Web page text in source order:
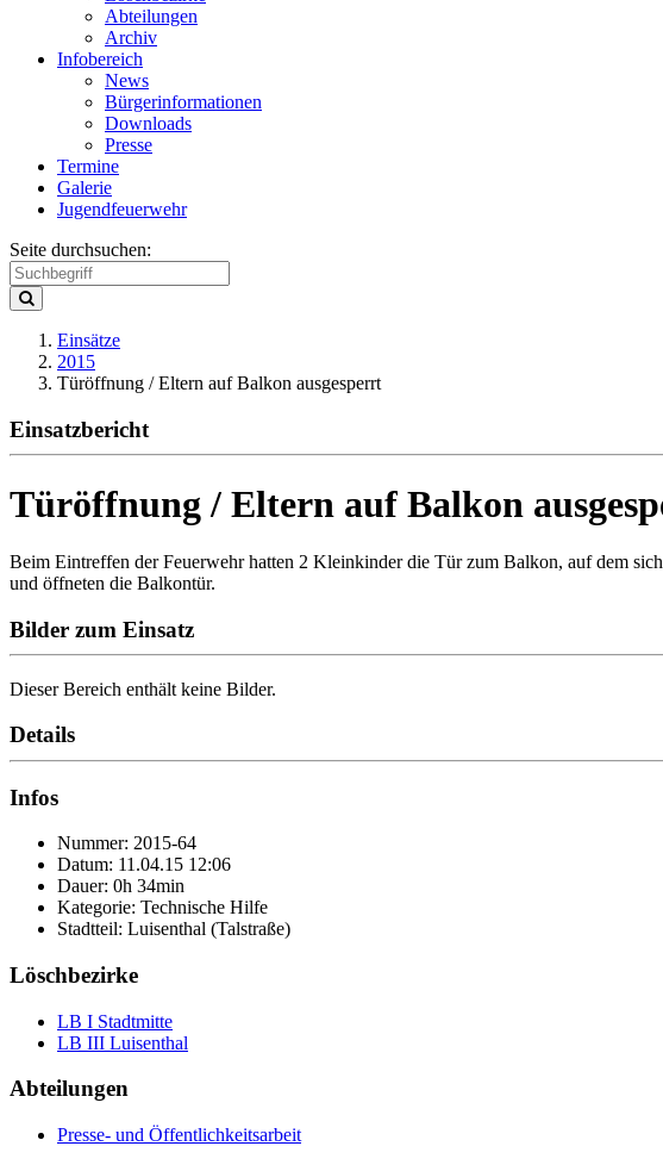
Abteilungen
Archiv
Infobereich
News
Bürgerinformationen
Downloads
Presse
Termine
Galerie
Jugendfeuerwehr
Seite durchsuchen:
Einsätze
2015
Türöffnung / Eltern auf Balkon ausgesperrt
Einsatzbericht
Türöffnung / Eltern auf Balkon
Beim Eintreffen der Feuerwehr hatten 2 Kleinkinder die Tür zum Balkon, auf dem
und öffneten die Balkontür.
Bilder zum Einsatz
Dieser Bereich enthält keine Bilder.
Details
Infos
Nummer: 2015-64
Datum: 11.04.15 12:06
Dauer: 0h 34min
Kategorie: Technische Hilfe
Stadtteil: Luisenthal (Talstraße)
Löschbezirke
LB I Stadtmitte
LB III Luisenthal
Abteilungen
Presse- und Öffentlichkeitsarbeit